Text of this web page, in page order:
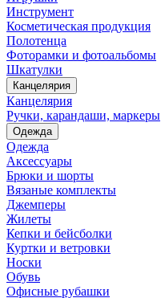
Инструмент
Косметическая продукция
Полотенца
Фоторамки и фотоальбомы
Шкатулки
Канцелярия
Канцелярия
Ручки, карандаши, маркеры
Одежда
Одежда
Аксессуары
Брюки и шорты
Вязаные комплекты
Джемперы
Жилеты
Кепки и бейсболки
Куртки и ветровки
Носки
Обувь
Офисные рубашки